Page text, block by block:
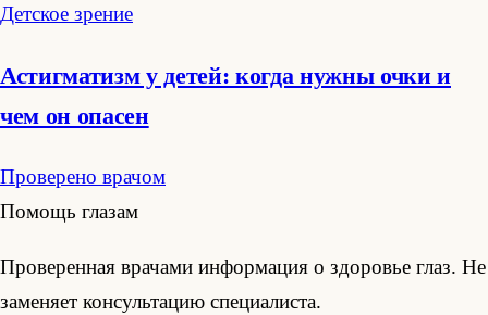
Детское зрение
Астигматизм у детей: когда нужны очки и
чем он опасен
Проверено врачом
Помощь глазам
Проверенная врачами информация о здоровье глаз. Не
заменяет консультацию специалиста.